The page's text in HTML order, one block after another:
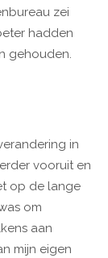
zei
hadden
gehouden.
in
vooruit en
op de lange
om
aan
mijn eigen